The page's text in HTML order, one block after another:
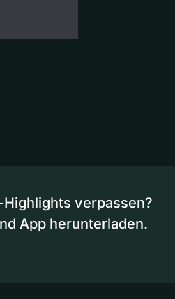
verpassen?
App herunterladen.